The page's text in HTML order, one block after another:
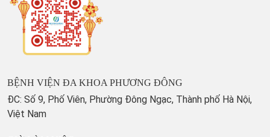
BỆNH VIỆN ĐA KHOA PHƯƠNG ĐÔNG
ĐC: Số 9, Phố Viên, Phường Đông Ngạc, Thành phố Hà Nội,
Việt Nam